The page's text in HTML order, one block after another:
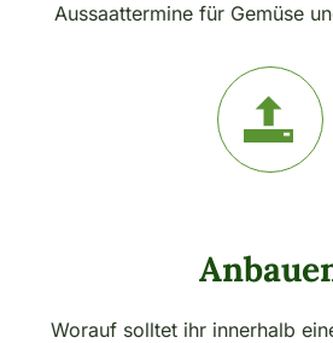
Aussaattermine für Gemüse
Worauf solltet ihr innerhalb